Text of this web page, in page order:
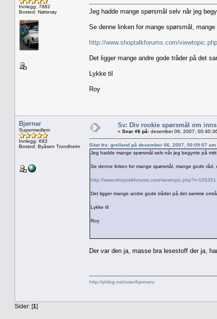
Innlegg: 7882
Bosted: Nøtterøy
Jeg hadde mange spørsmål selv når jeg
Se denne linken for mange spørsmål,
http://www.shoptalkforums.com/
Det ligger mange andre gode tråder på det
Lykke til
Roy
Bjørnar
Supermedlem
Innlegg: 693
Bosted: Byåsen Trondheim
Sv: Div rookie spørsmål om
« Svar #6 på: desember 06, 2007,
Sitat fra: grelland på desember 06, 2007, 00:09:07 am
Jeg hadde mange spørsmål selv når jeg begynte på
Se denne linken for mange spørsmål, mange gode
http://www.shoptalkforums.com/viewtopic.php?t=105351
Det ligger mange andre gode tråder på det samme
Lykke til
Roy
Der var den ja, masse bra lesestoff der ja,
http://phlog.net/user/bjornaru
Sider: [1]